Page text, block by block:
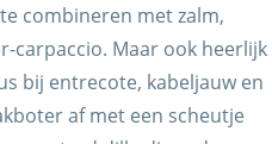
combineren met zalm,
carpaccio. Maar ook heerlijk
bij entrecote, kabeljauw en
af met een scheutje